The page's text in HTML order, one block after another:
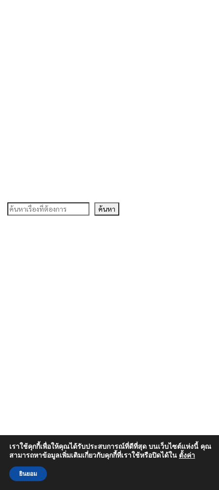
เราใช้คุกกี้เพื่อให้คุณได้รับประสบการณ์ที่ดีที่สุด บนเว็บไซต์แห่งนี้ คุณ
สามารถหาข้อมูลเพิ่มเติมเกี่ยวกับคุกกี้ที่เราใช้หรือปิดได้ใน ตั้งค่า
ยินยอม